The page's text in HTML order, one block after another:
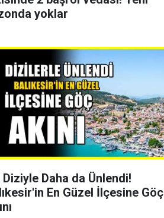
yoklar
Daha da Ünlendi!
En Güzel İlçesine Göç